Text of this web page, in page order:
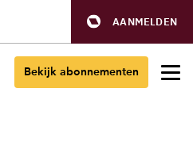
AANMELDEN
Bekijk abonnementen